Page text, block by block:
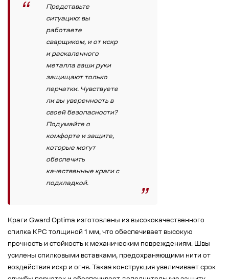
Представьте
ситуацию: вы
работаете
сварщиком, и от искр
и раскаленного
металла ваши руки
защищают только
перчатки. Чувствуете
ли вы уверенность в
своей безопасности?
Подумайте о
комфорте и защите,
которые могут
обеспечить
качественные краги с
подкладкой.
Краги Gward Optima изготовлены из высококачественного
спилка КРС толщиной 1 мм, что обеспечивает высокую
прочность и стойкость к механическим повреждениям. Швы
усилены спилковыми вставками, предохраняющими нити от
воздействия искр и огня. Такая конструкция увеличивает срок